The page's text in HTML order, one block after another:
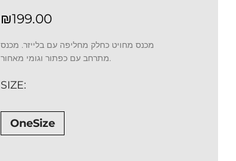
₪
מכנס מחויט כחלק מחליפה עם בלייזר. מכנס
מתרחב עם כפתור וגומי מאחור.
SIZE
OneSize